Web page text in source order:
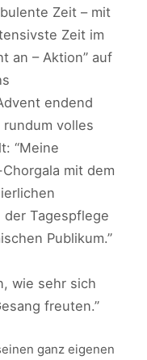
Zeit – mit
Zeit im
an – Aktion” auf
endend
volles
“Meine
mit dem
Tagespflege
Publikum.”
wie sehr sich
freuten.”
ganz eigenen